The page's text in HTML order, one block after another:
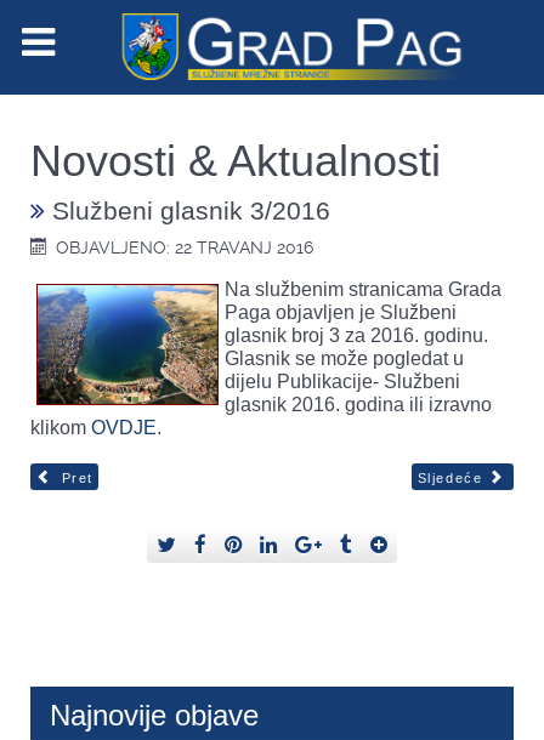
Novosti & Aktualnosti
Službeni glasnik 3/2016
OBJAVLJENO: 22 TRAVANJ 2016
Na službenim stranicama Grada
Paga objavljen je Službeni
glasnik broj 3 za 2016. godinu.
Glasnik se može pogledat u
dijelu Publikacije- Službeni
glasnik 2016. godina ili izravno
klikom OVDJE.
Pret Sljedeće
Najnovije objave